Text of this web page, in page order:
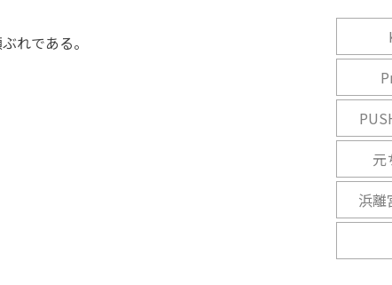
れである。
元
浜離